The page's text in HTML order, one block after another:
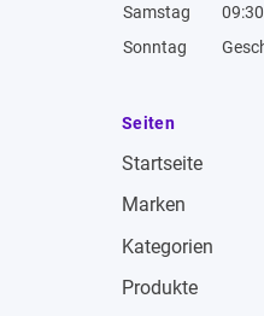
Samstag
Sonntag
Seiten
Startseite
Marken
Kategorien
Produkte